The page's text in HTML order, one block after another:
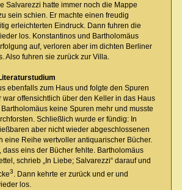
Salvarezzi hatte immer noch die Mappe
sein schien. Er machte einen freudig
erleichterten Eindruck. Dann fuhren die
los. Konstantinos und Bartholomäus
auf, verloren aber im dichten Berliner
Also fuhren sie zurück zur Villa.
ebenfalls zum Haus und folgte den Spuren
war offensichtlich über den Keller in das Haus
keine Spuren mehr und musste
Schließlich wurde er fündig: In
aber nicht wieder abgeschlossenen
eine Reihe wertvoller antiquarischer Bücher.
dass eins der Bücher fehlte. Bartholomäus
schrieb „In Liebe; Salvarezzi“ darauf und
3. Dann kehrte er zurück und er und
los.